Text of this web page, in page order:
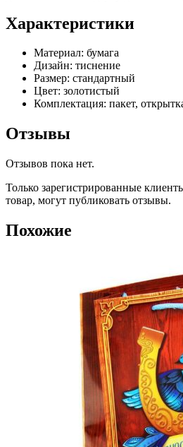
Характеристики
Материал: бумага
Дизайн: тиснение
Размер: стандартный
Цвет: золотистый
Комплектация: пакет,
Отзывы
Отзывов пока нет.
Только зарегистрированные
товар, могут публиковать отзывы.
Похожие